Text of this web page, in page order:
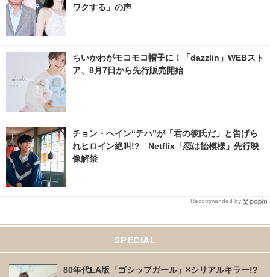
ワクする」の声
ちいかわがモコモコ帽子に！「dazzlin」WEBスト
ア、8月7日から先行販売開始
チョン・ヘイン“テハ”が「君の彼氏だ」と告げら
れヒロイン絶叫!? Netflix「恋は飴模様」先行映
像解禁
Recommended by
SPECIAL
80年代LA版「ゴシップガール」×シリアルキラー!?